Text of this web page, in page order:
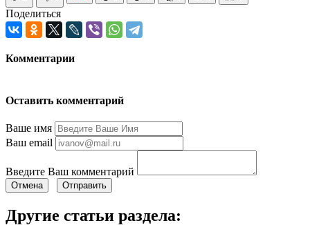
Поделиться
Комментарии
Оставить комментарий
Ваше имя
Ваш email
Введите Ваш комментарий
Отмена Отправить
Другие статьи раздела: